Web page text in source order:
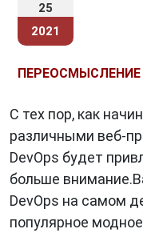
25
2021
ПЕРЕОСМЫСЛЕНИЕ
С тех пор, как
различными веб-
DevOps будет
больше
DevOps на самом
популярное